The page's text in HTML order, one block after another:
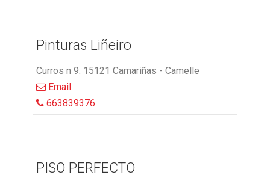
Pinturas Liñeiro
Curros n 9. 15121 Camariñas - Camelle
Email
663839376
PISO PERFECTO